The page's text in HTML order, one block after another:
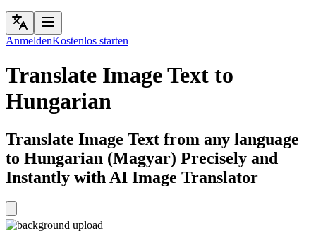
AnmeldenKostenlos starten
Translate Image Text to
Hungarian
Translate Image Text from any language
to Hungarian (Magyar) Precisely and
Instantly with AI Image Translator